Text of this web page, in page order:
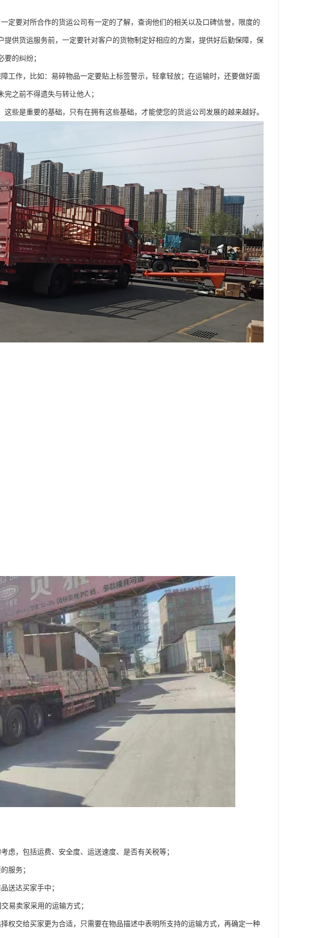
定要对所合作的货运公司有一定的了解，查询他们的相关以及口碑信誉，限度的
供货运服务前，一定要针对客户的货物制定好相应的方案，提供好后勤保障，保
的纠纷；
工作，比如：易碎物品一定要贴上标签警示，轻拿轻放；在运输时，还要做好面
之前不得遗失与转让他人；
些是重要的基础，只有在拥有这些基础，才能使您的货运公司发展的越来越好。
虑，包括运费、安全度、运送速度、是否有关税等；
服务；
送达买家手中；
易卖家采用的运输方式；
权交给买家更为合适，只需要在物品描述中表明所支持的运输方式，再确定一种